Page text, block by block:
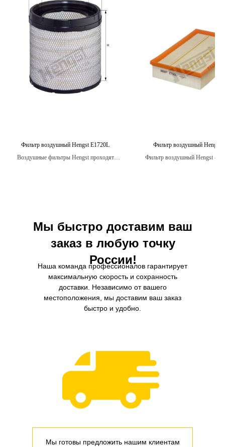
Фильтр воздушный Hengst E1720L
Воздушные фильтры Hengst проходят
Фильтр воздушный Hengst
Фильтр воздушный Hengst -
Мы быстро доставим ваш
заказ в любую точку
России!
Мы готовы предложить нашим клиентам
Наша команда профессионалов гарантирует
максимальную скорость и сохранность
доставки. Независимо от вашего
местоположения, мы доставим ваш заказ
быстро и удобно.